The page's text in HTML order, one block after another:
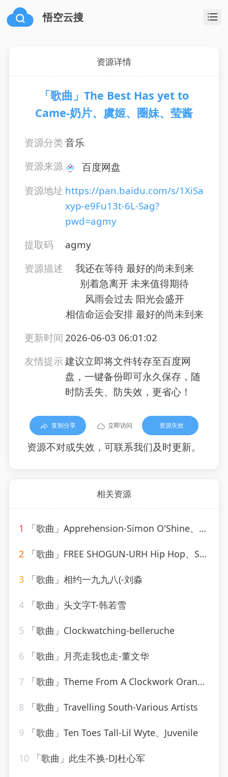
悟空云搜
资源详情
「歌曲」The Best Has yet to
Came-奶片、虞姬、圈妹、莹酱
资源分类音乐
资源来源
百度网盘
资源地址 https://pan.baidu.com/s/1XiSa
xyp-e9Fu13t-6L-Sag?
pwd=agmy
提取码
agmy
资源描述
我还在等待 最好的尚未到来
别着急离开 未来值得期待
风雨会过去 阳光会盛开
相信命运会安排 最好的尚未到来
更新时间 2026-06-03 06:01:02
友情提示建议立即将文件转存至百度网
盘，一键备份即可永久保存，随
时防丢失、防失效，更省心！
复制分享 立即访问 资源失效
资源不对或失效，可联系我们及时更新。
相关资源
1 「歌曲」Apprehension-Simon O'Shine、Sergey Nevone
2 「歌曲」FREE SHOGUN-URH Hip Hop、Shogun
3 「歌曲」相约一九九八(-刘淼
4 「歌曲」头文字T-韩若雪
5 「歌曲」Clockwatching-belleruche
6 「歌曲」月亮走我也走-董文华
7 「歌曲」Theme From A Clockwork Orange-Various Artists
8 「歌曲」Travelling South-Various Artists
9 「歌曲」Ten Toes Tall-Lil Wyte、Juvenile
10 「歌曲」此生不换-DJ杜心军